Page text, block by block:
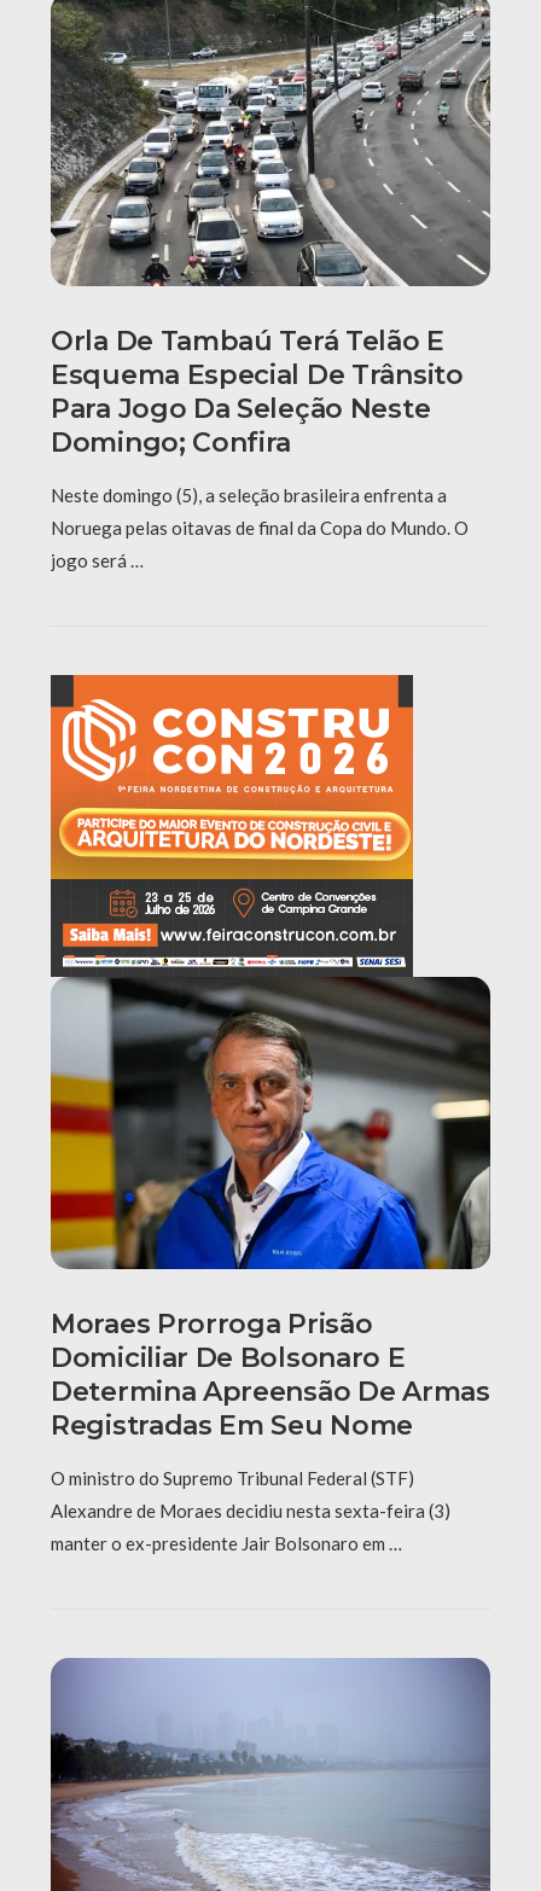
Orla De Tambaú Terá Telão E
Esquema Especial De Trânsito
Para Jogo Da Seleção Neste
Domingo; Confira
Neste domingo (5), a seleção brasileira enfrenta a
Noruega pelas oitavas de final da Copa do Mundo. O
jogo será …
Moraes Prorroga Prisão
Domiciliar De Bolsonaro E
Determina Apreensão De Armas
Registradas Em Seu Nome
O ministro do Supremo Tribunal Federal (STF)
Alexandre de Moraes decidiu nesta sexta-feira (3)
manter o ex-presidente Jair Bolsonaro em …